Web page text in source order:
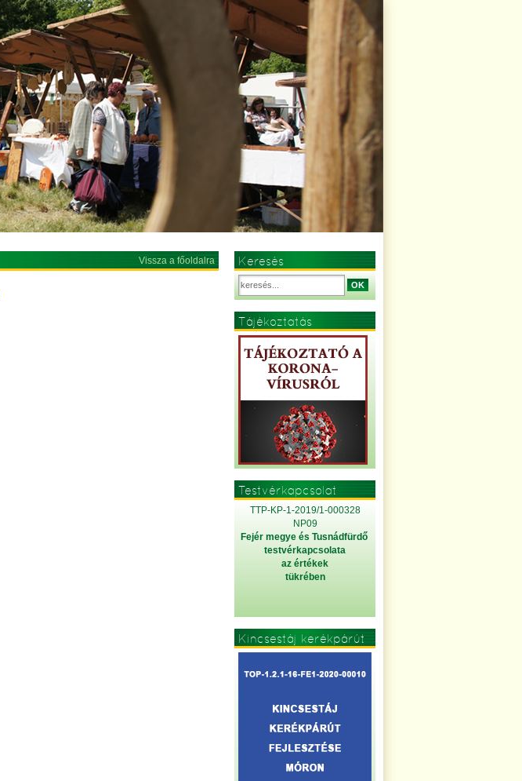
Vissza a főoldalra Keresés
OK
Tájékoztatás
Testvérkapcsolat
TTP-KP-1-2019/1-000328
NP09
Fejér megye és Tusnádfürdő
testvérkapcsolata
az értékek
tükrében
Kincsestáj kerékpárút